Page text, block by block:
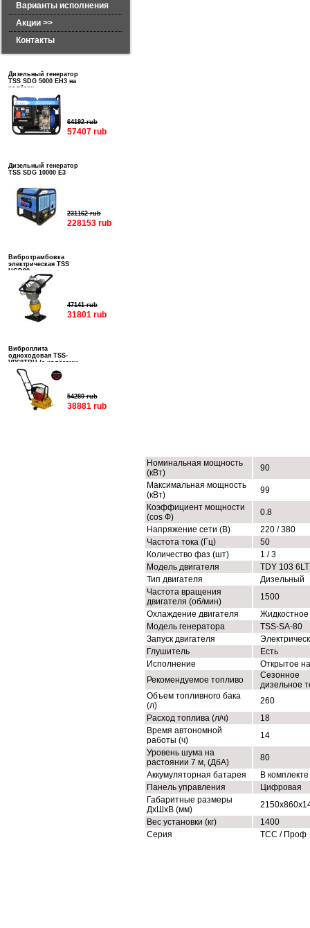
Варианты исполнения
Акции >>
Контакты
Дизельный генератор
TSS SDG 5000 EH3 на
колёсах
64192 rub
57407 rub
Дизельный генератор
TSS SDG 10000 E3
231162 rub
228153 rub
Вибротрамбовка
электрическая TSS
HCD90
47141 rub
31801 rub
Виброплита
одноходовая TSS-
VP60TRH (с колёсами,
баком и ковриком)
54280 rub
38881 rub
Номинальная мощность
(кВт)
90
Максимальная мощность
(кВт)
99
Коэффициент мощности
(cos Ф)
0.8
Напряжение сети (В)
220 / 380
Частота тока (Гц)
50
Количество фаз (шт)
1 / 3
Модель двигателя
TDY 103 6LT
Тип двигателя
Дизельный
Частота вращения
двигателя (об/мин)
1500
Охлаждение двигателя
Жидкостное
Модель генератора
TSS-SA-80
Запуск двигателя
Глушитель
Есть
Исполнение
Открытое
Рекомендуемое топливо
Сезонное
дизельное
Объем топливного бака
(л)
260
Расход топлива (л/ч)
18
Время автономной
работы (ч)
14
Уровень шума на
растоянии 7 м, (ДбА)
80
Аккумуляторная батарея
В комплекте
Панель управления
Цифровая
Габаритные размеры
ДхШхВ (мм)
Вес установки (кг)
1400
Серия
ТСС / Проф